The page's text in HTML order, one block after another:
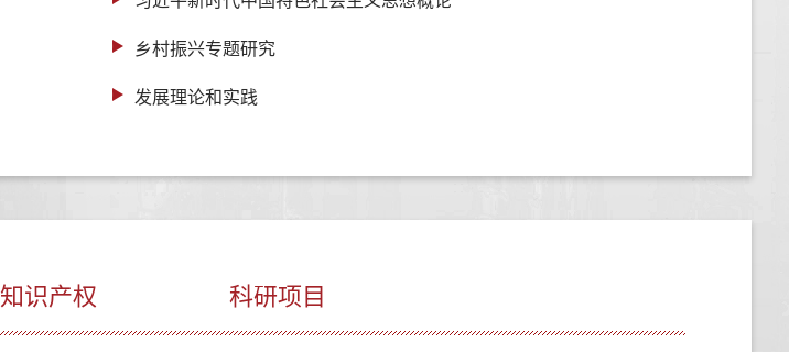
乡村振兴专题研究
发展理论和实践
知识产权 科研项目